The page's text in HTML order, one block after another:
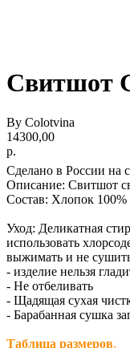
Свитшот
By Colotvina
14300,00
р.
Сделано в России на
Описание: Свитшот
Состав: Хлопок 100%
Уход: Деликатная
использовать
выжимать и не
- изделие нельзя
- Не отбеливать
- Щадящая сухая
- Барабанная сушка
Таблица размеров.